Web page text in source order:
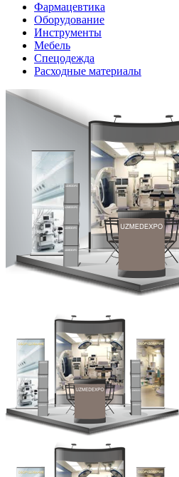
Фармацевтика
Оборудование
Инструменты
Мебель
Спецодежда
Расходные материалы